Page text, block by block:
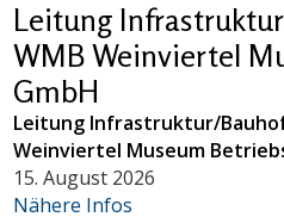
Leitung
WMB Weinviertel
GmbH
Leitung Infrastruktur/
Weinviertel Museum
15. August 2026
Nähere Infos